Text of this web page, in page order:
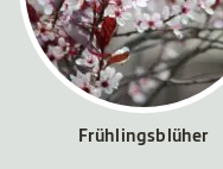
Frühlingsblüher